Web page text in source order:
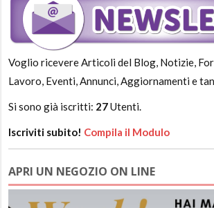
Voglio ricevere Articoli del Blog, Notizie,
Lavoro, Eventi, Annunci, Aggiornamenti e
Si sono già iscritti: 27Utenti.
Iscriviti subito! Compila il Modulo
APRI UN NEGOZIO ON LINE